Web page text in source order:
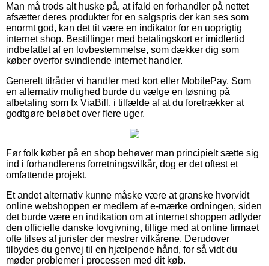
Man må trods alt huske på, at ifald en forhandler på nettet
afsætter deres produkter for en salgspris der kan ses som
enormt god, kan det tit være en indikator for en uoprigtig
internet shop. Bestillinger med betalingskort er imidlertid
indbefattet af en lovbestemmelse, som dækker dig som
køber overfor svindlende internet handler.
Generelt tilråder vi handler med kort eller MobilePay. Som
en alternativ mulighed burde du vælge en løsning på
afbetaling som fx ViaBill, i tilfælde af at du foretrækker at
godtgøre beløbet over flere uger.
Før folk køber på en shop behøver man principielt sætte sig
ind i forhandlerens forretningsvilkår, dog er det oftest et
omfattende projekt.
Et andet alternativ kunne måske være at granske hvorvidt
online webshoppen er medlem af e-mærke ordningen, siden
det burde være en indikation om at internet shoppen adlyder
den officielle danske lovgivning, tillige med at online firmaet
ofte tilses af jurister der mestrer vilkårene. Derudover
tilbydes du genvej til en hjælpende hånd, for så vidt du
møder problemer i processen med dit køb.